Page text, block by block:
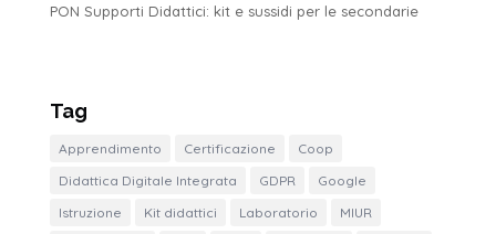
PON Supporti Didattici: kit e sussidi per le secondarie
Tag
Apprendimento Certificazione
Coop
Didattica Digitale Integrata
GDPR
Google
Istruzione
Kit didattici Laboratorio
MIUR